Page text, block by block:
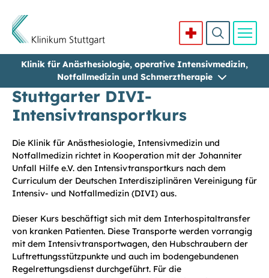
Direkt zum Inhalt
Klinik für Anästhesiologie, operative Intensivmedizin,
Notfallmedizin und Schmerztherapie
Stuttgarter DIVI-
Intensivtransportkurs
Die Klinik für Anästhesiologie, Intensivmedizin und
Notfallmedizin richtet in Kooperation mit der Johanniter
Unfall Hilfe e.V. den Intensivtransportkurs nach dem
Curriculum der Deutschen Interdisziplinären Vereinigung für
Intensiv- und Notfallmedizin (DIVI) aus.
Dieser Kurs beschäftigt sich mit dem Interhospitaltransfer
von kranken Patienten. Diese Transporte werden vorrangig
mit dem Intensivtransportwagen, den Hubschraubern der
Luftrettungsstützpunkte und auch im bodengebundenen
Regelrettungsdienst durchgeführt. Für die